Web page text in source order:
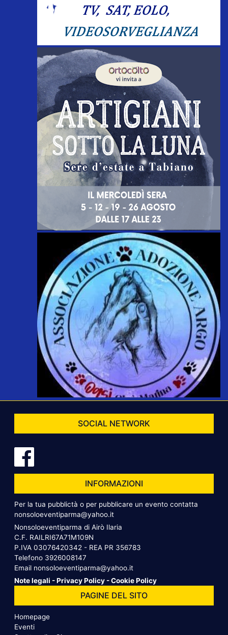
SOCIAL NETWORK
INFORMAZIONI
Per la tua pubblictà o per pubblicare un evento contatta
nonsoloeventiparma@yahoo.it
Nonsoloeventiparma di Airò Ilaria
C.F. RAILRI67A71M109N
P.IVA 03076420342 - REA PR 356783
Telefono 3926008147
Email nonsoloeventiparma@yahoo.it
Note legali -Privacy Policy -Cookie Policy
PAGINE DEL SITO
Homepage
Eventi